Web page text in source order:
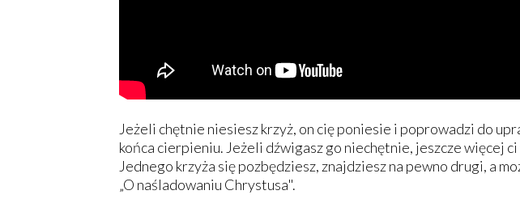
Jeżeli chętnie niesiesz krzyż, on cię poniesie i poprowadzi do
końca cierpieniu. Jeżeli dźwigasz go niechętnie, jeszcze więcej
Jednego krzyża się pozbędziesz, znajdziesz na pewno drugi, a
„O naśladowaniu Chrystusa".